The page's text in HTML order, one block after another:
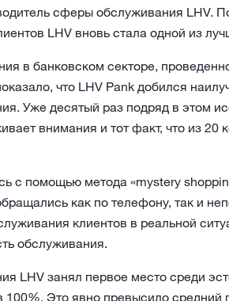
сферы обслуживания LHV.
LHV вновь стала одной из
в банковском секторе,
что LHV Pank добился
Уже десятый раз подряд в этом
внимания и тот факт, что из 20
с помощью метода «mystery
как по телефону, так и
клиентов в реальной
обслуживания.
LHV занял первое место среди
Это явно превысило средний